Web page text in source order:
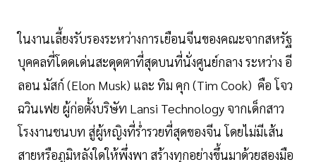
ในงานเลี้ยงรับรองระหว่างการเยือนจีนของคณะจากสหรัฐ
บุคคลที่โดดเด่นสะดุดตาที่สุดบนที่นั่งศูนย์กลาง ระหว่าง อี
ลอน มัสก์ (Elon Musk) และ ทิม คุก (Tim Cook) คือ โจว
ฉวินเฟย ผู้ก่อตั้งบริษัท Lansi Technology จากเด็กสาว
โรงงานชนบท สู่ผู้หญิงที่ร่ำรวยที่สุดของจีน โดยไม่มีเส้น
สายหรือภูมิหลังใดให้พึ่งพา สร้างทุกอย่างขึ้นมาด้วยสองมือ